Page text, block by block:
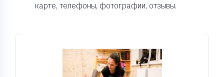
карте, телефоны, фотографии, отзывы.